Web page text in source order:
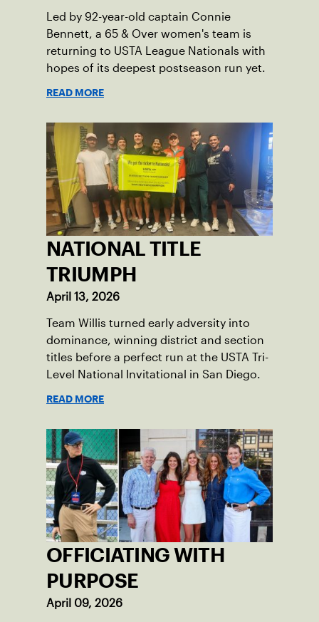
Led by 92-year-old captain Connie
Bennett, a 65 & Over women's team is
returning to USTA League Nationals with
hopes of its deepest postseason run yet.
READ MORE
NATIONAL TITLE
TRIUMPH
April 13, 2026
Team Willis turned early adversity into
dominance, winning district and section
titles before a perfect run at the USTA Tri-
Level National Invitational in San Diego.
READ MORE
OFFICIATING WITH
PURPOSE
April 09, 2026